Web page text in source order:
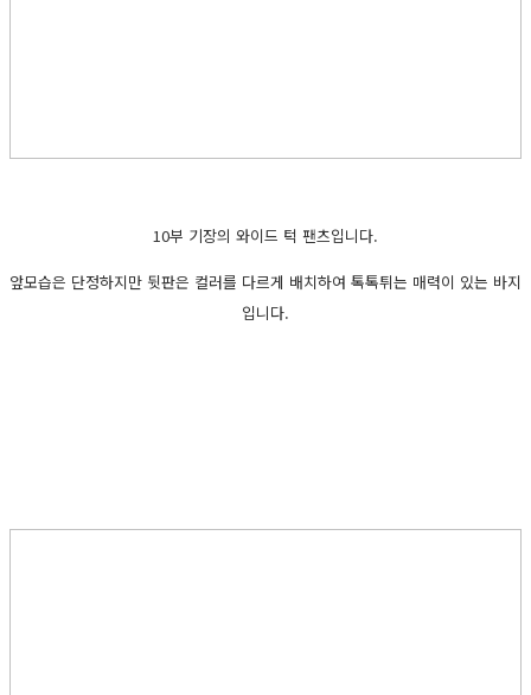
10부 기장의 와이드 턱 팬츠입니다.
앞모습은 단정하지만 뒷판은 컬러를 다르게 배치하여 톡톡튀는 매력이 있는 바지
입니다.